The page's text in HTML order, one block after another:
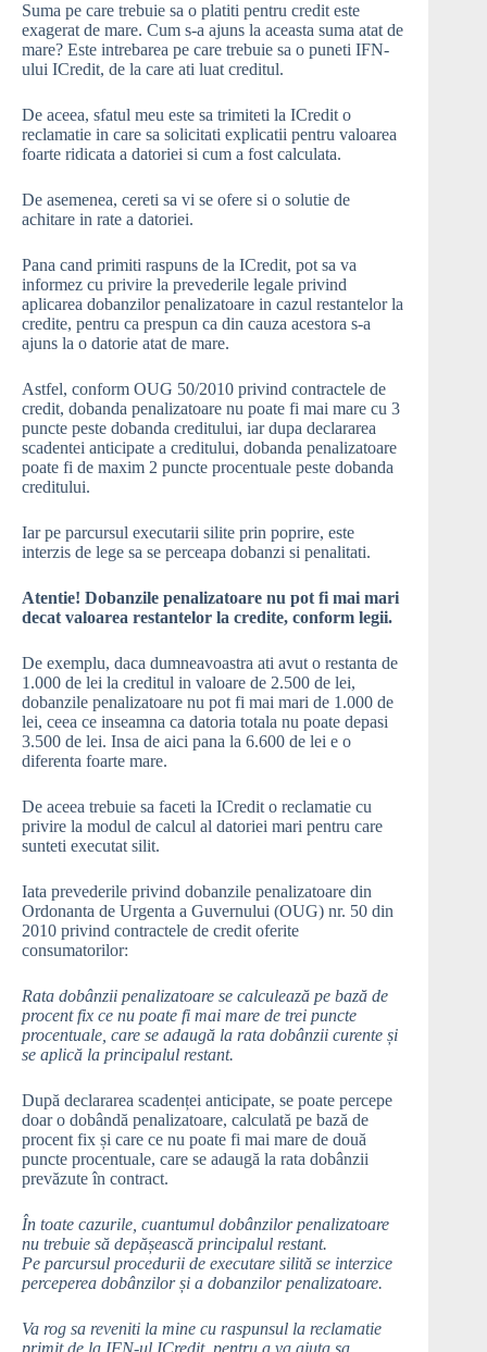
Suma pe care trebuie sa o platiti pentru credit este
exagerat de mare. Cum s-a ajuns la aceasta suma atat de
mare? Este intrebarea pe care trebuie sa o puneti IFN-
ului ICredit, de la care ati luat creditul.
De aceea, sfatul meu este sa trimiteti la ICredit o
reclamatie in care sa solicitati explicatii pentru valoarea
foarte ridicata a datoriei si cum a fost calculata.
De asemenea, cereti sa vi se ofere si o solutie de
achitare in rate a datoriei.
Pana cand primiti raspuns de la ICredit, pot sa va
informez cu privire la prevederile legale privind
aplicarea dobanzilor penalizatoare in cazul restantelor la
credite, pentru ca prespun ca din cauza acestora s-a
ajuns la o datorie atat de mare.
Astfel, conform OUG 50/2010 privind contractele de
credit, dobanda penalizatoare nu poate fi mai mare cu 3
puncte peste dobanda creditului, iar dupa declararea
scadentei anticipate a creditului, dobanda penalizatoare
poate fi de maxim 2 puncte procentuale peste dobanda
creditului.
Iar pe parcursul executarii silite prin poprire, este
interzis de lege sa se perceapa dobanzi si penalitati.
Atentie! Dobanzile penalizatoare nu pot fi mai mari
decat valoarea restantelor la credite, conform legii.
De exemplu, daca dumneavoastra ati avut o restanta de
1.000 de lei la creditul in valoare de 2.500 de lei,
dobanzile penalizatoare nu pot fi mai mari de 1.000 de
lei, ceea ce inseamna ca datoria totala nu poate depasi
3.500 de lei. Insa de aici pana la 6.600 de lei e o
diferenta foarte mare.
De aceea trebuie sa faceti la ICredit o reclamatie cu
privire la modul de calcul al datoriei mari pentru care
sunteti executat silit.
Iata prevederile privind dobanzile penalizatoare din
Ordonanta de Urgenta a Guvernului (OUG) nr. 50 din
2010 privind contractele de credit oferite
consumatorilor:
Rata dobânzii penalizatoare se calculează pe bază de
procent fix ce nu poate fi mai mare de trei puncte
procentuale, care se adaugă la rata dobânzii curente și
se aplică la principalul restant.
După declararea scadenței anticipate, se poate percepe
doar o dobândă penalizatoare, calculată pe bază de
procent fix și care ce nu poate fi mai mare de două
puncte procentuale, care se adaugă la rata dobânzii
prevăzute în contract.
În toate cazurile, cuantumul dobânzilor penalizatoare
nu trebuie să depășească principalul restant.
Pe parcursul procedurii de executare silită se interzice
perceperea dobânzilor și a dobanzilor penalizatoare.
Va rog sa reveniti la mine cu raspunsul la reclamatie